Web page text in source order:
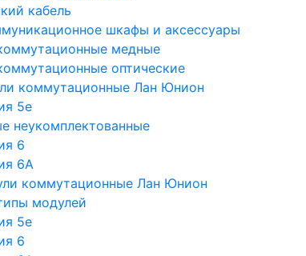
кабель
шкафы и аксессуары
медные
оптические
коммутационные Лан Юнион
5e
неукомплектованные
6
6A
коммутационные Лан Юнион
модулей
5е
6